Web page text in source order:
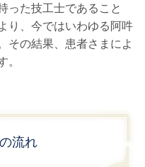
った技工士であること
り、今ではいわゆる阿吽
その結果、患者さまによ
。
流れ